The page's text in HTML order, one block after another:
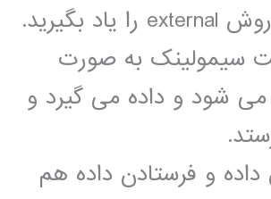
سیمولینک به صورت
می شود و داده می گیرد و
داده و فرستادن داده هم